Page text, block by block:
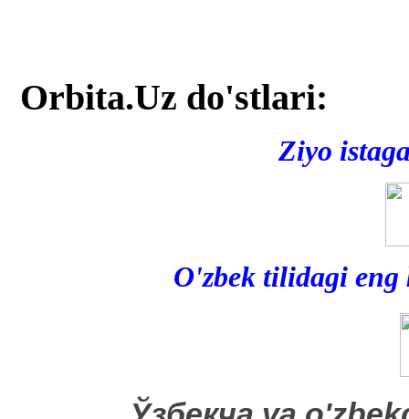
Orbita.Uz do'stlari:
Ziyo
O'zbek tilidagi